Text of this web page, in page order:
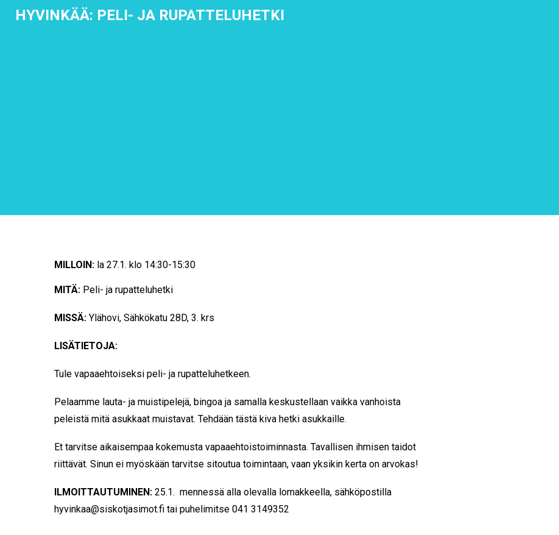
HYVINKÄÄ: PELI- JA RUPATTELUHETKI
MILLOIN: la 27.1. klo 14:30-15:30
MITÄ: Peli- ja rupatteluhetki
MISSÄ: Ylähovi, Sähkökatu 28D, 3. krs
LISÄTIETOJA:
Tule vapaaehtoiseksi peli- ja rupatteluhetkeen.
Pelaamme lauta- ja muistipelejä, bingoa ja samalla keskustellaan vaikka vanhoista
peleistä mitä asukkaat muistavat. Tehdään tästä kiva hetki asukkaille.
Et tarvitse aikaisempaa kokemusta vapaaehtoistoiminnasta. Tavallisen ihmisen taidot
riittävät. Sinun ei myöskään tarvitse sitoutua toimintaan, vaan yksikin kerta on arvokas!
ILMOITTAUTUMINEN: 25.1. mennessä alla olevalla lomakkeella, sähköpostilla
hyvinkaa@siskotjasimot.fi tai puhelimitse 041 3149352